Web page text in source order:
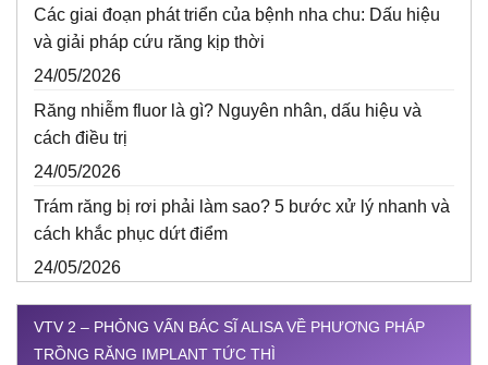
Các giai đoạn phát triển của bệnh nha chu: Dấu hiệu
và giải pháp cứu răng kịp thời
24/05/2026
Răng nhiễm fluor là gì? Nguyên nhân, dấu hiệu và
cách điều trị
24/05/2026
Trám răng bị rơi phải làm sao? 5 bước xử lý nhanh và
cách khắc phục dứt điểm
24/05/2026
VTV 2 – PHỎNG VẤN BÁC SĨ ALISA VỀ PHƯƠNG PHÁP
TRỒNG RĂNG IMPLANT TỨC THÌ